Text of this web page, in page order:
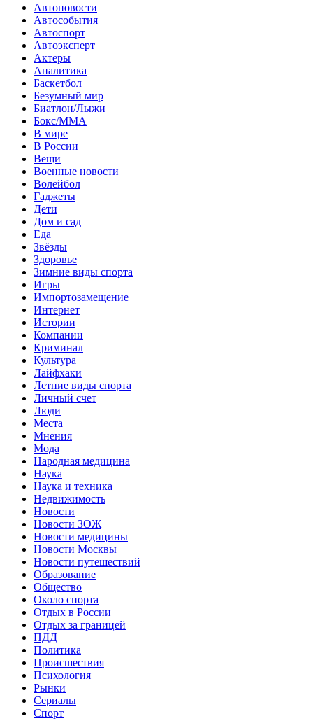
Автоновости
Автособытия
Автоспорт
Автоэксперт
Актеры
Аналитика
Баскетбол
Безумный мир
Биатлон/Лыжи
Бокс/MMA
В мире
В России
Вещи
Военные новости
Волейбол
Гаджеты
Дети
Дом и сад
Еда
Звёзды
Здоровье
Зимние виды спорта
Игры
Импортозамещение
Интернет
Истории
Компании
Криминал
Культура
Лайфхаки
Летние виды спорта
Личный счет
Люди
Места
Мнения
Мода
Народная медицина
Наука
Наука и техника
Недвижимость
Новости
Новости ЗОЖ
Новости медицины
Новости Москвы
Новости путешествий
Образование
Общество
Около спорта
Отдых в России
Отдых за границей
ПДД
Политика
Происшествия
Психология
Рынки
Сериалы
Спорт